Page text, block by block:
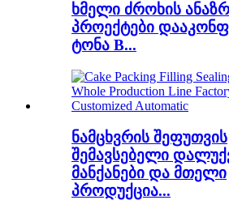
ხმელი ძროხის
პროექტები
ტონა B...
ნამცხვრის შეფუთვის
შემავსებელი
მანქანები და მთელი
პროდუქცია...